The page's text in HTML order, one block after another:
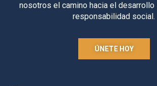
nosotros el camino hacia el
responsabilidad social.
ÚNETE HOY